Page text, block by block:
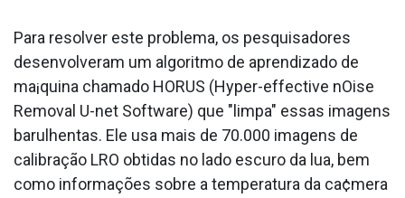
Para resolver este problema, os pesquisadores
desenvolveram um algoritmo de aprendizado de
ma¡quina chamado HORUS (Hyper-effective nOise
Removal U-net Software) que "limpa" essas imagens
barulhentas. Ele usa mais de 70.000 imagens de
calibração LRO obtidas no lado escuro da lua, bem
como informações sobre a temperatura da ca¢mera